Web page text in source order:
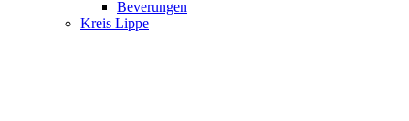
Beverungen
Kreis Lippe